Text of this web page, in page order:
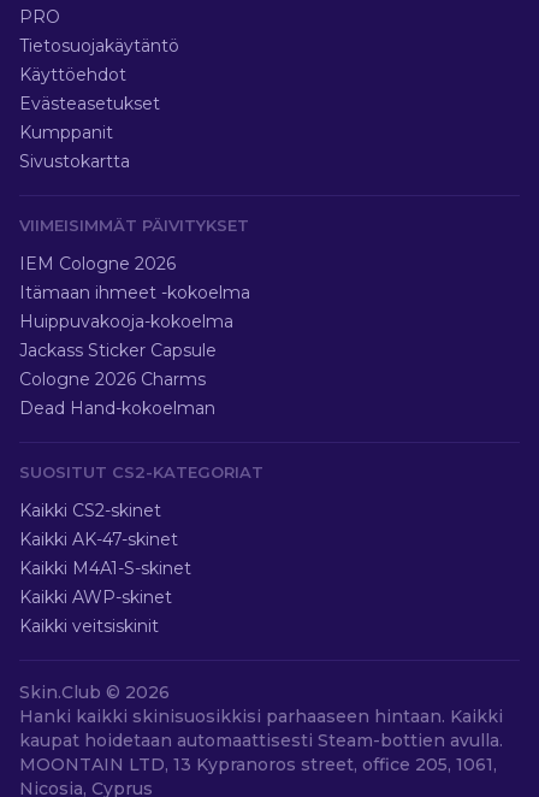
PRO
Tietosuojakäytäntö
Käyttöehdot
Evästeasetukset
Kumppanit
Sivustokartta
VIIMEISIMMÄT PÄIVITYKSET
IEM Cologne 2026
Itämaan ihmeet -kokoelma
Huippuvakooja-kokoelma
Jackass Sticker Capsule
Cologne 2026 Charms
Dead Hand-kokoelman
SUOSITUT CS2-KATEGORIAT
Kaikki CS2-skinet
Kaikki AK-47-skinet
Kaikki M4A1-S-skinet
Kaikki AWP-skinet
Kaikki veitsiskinit
Skin.Club © 2026
Hanki kaikki skinisuosikkisi parhaaseen hintaan. Kaikki
kaupat hoidetaan automaattisesti Steam-bottien avulla.
MOONTAIN LTD, 13 Kypranoros street, office 205, 1061,
Nicosia, Cyprus